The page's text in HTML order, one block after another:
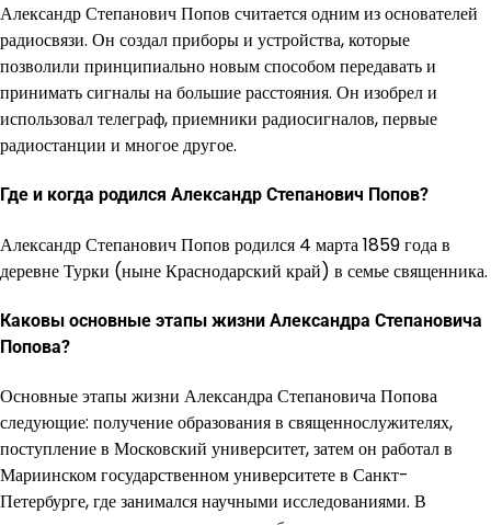
Александр Степанович Попов считается одним из основателей
радиосвязи. Он создал приборы и устройства, которые
позволили принципиально новым способом передавать и
принимать сигналы на большие расстояния. Он изобрел и
использовал телеграф, приемники радиосигналов, первые
радиостанции и многое другое.
Где и когда родился Александр Степанович Попов?
Александр Степанович Попов родился 4 марта 1859 года в
деревне Турки (ныне Краснодарский край) в семье священника.
Каковы основные этапы жизни Александра Степановича
Попова?
Основные этапы жизни Александра Степановича Попова
следующие: получение образования в священнослужителях,
поступление в Московский университет, затем он работал в
Мариинском государственном университете в Санкт-
Петербурге, где занимался научными исследованиями. В